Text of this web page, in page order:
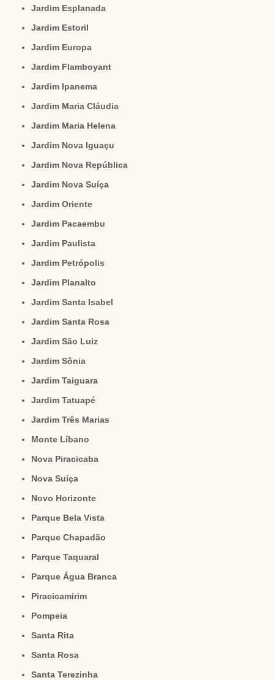
Jardim Esplanada
Jardim Estoril
Jardim Europa
Jardim Flamboyant
Jardim Ipanema
Jardim Maria Cláudia
Jardim Maria Helena
Jardim Nova Iguaçu
Jardim Nova República
Jardim Nova Suíça
Jardim Oriente
Jardim Pacaembu
Jardim Paulista
Jardim Petrópolis
Jardim Planalto
Jardim Santa Isabel
Jardim Santa Rosa
Jardim São Luiz
Jardim Sônia
Jardim Taiguara
Jardim Tatuapé
Jardim Três Marias
Monte Líbano
Nova Piracicaba
Nova Suíça
Novo Horizonte
Parque Bela Vista
Parque Chapadão
Parque Taquaral
Parque Água Branca
Piracicamirim
Pompeia
Santa Rita
Santa Rosa
Santa Terezinha